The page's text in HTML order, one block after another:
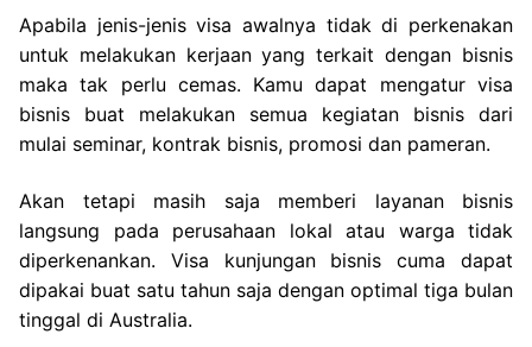
Apabila jenis-jenis visa awalnya tidak di perkenakan
untuk melakukan kerjaan yang terkait dengan bisnis
maka tak perlu cemas. Kamu dapat mengatur visa
bisnis buat melakukan semua kegiatan bisnis dari
mulai seminar, kontrak bisnis, promosi dan pameran.
Akan tetapi masih saja memberi layanan bisnis
langsung pada perusahaan lokal atau warga tidak
diperkenankan. Visa kunjungan bisnis cuma dapat
dipakai buat satu tahun saja dengan optimal tiga bulan
tinggal di Australia.